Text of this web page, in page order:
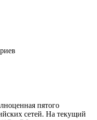
пятого
сетей. На текущий